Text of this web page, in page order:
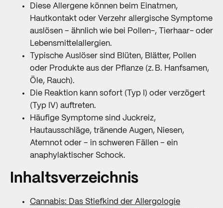
Diese Allergene können beim Einatmen,
Hautkontakt oder Verzehr allergische Symptome
auslösen – ähnlich wie bei Pollen-, Tierhaar- oder
Lebensmittelallergien.
Typische Auslöser sind Blüten, Blätter, Pollen
oder Produkte aus der Pflanze (z. B. Hanfsamen,
Öle, Rauch).
Die Reaktion kann sofort (Typ I) oder verzögert
(Typ IV) auftreten.
Häufige Symptome sind Juckreiz,
Hautausschläge, tränende Augen, Niesen,
Atemnot oder – in schweren Fällen – ein
anaphylaktischer Schock.
Inhaltsverzeichnis
Cannabis: Das Stiefkind der Allergologie